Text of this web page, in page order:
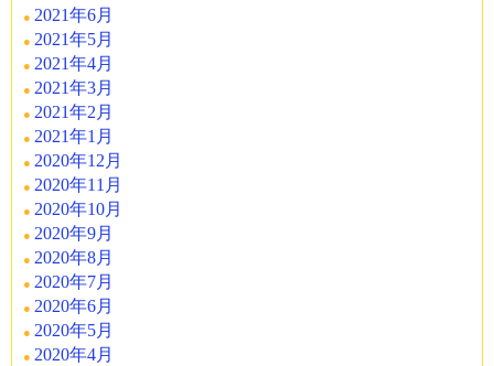
2021年6月
2021年5月
2021年4月
2021年3月
2021年2月
2021年1月
2020年12月
2020年11月
2020年10月
2020年9月
2020年8月
2020年7月
2020年6月
2020年5月
2020年4月